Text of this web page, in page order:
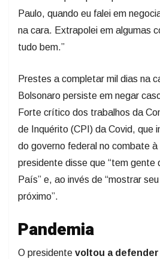
Paulo, quando eu falei em
na cara. Extrapolei em algumas
tudo bem.”
Prestes a completar mil dias na
Bolsonaro persiste em negar
Forte crítico dos trabalhos da
de Inquérito (CPI) da Covid, que
do governo federal no combate
presidente disse que “tem gente
País” e, ao invés de “mostrar
próximo”.
Pandemia
O presidente voltou a defender